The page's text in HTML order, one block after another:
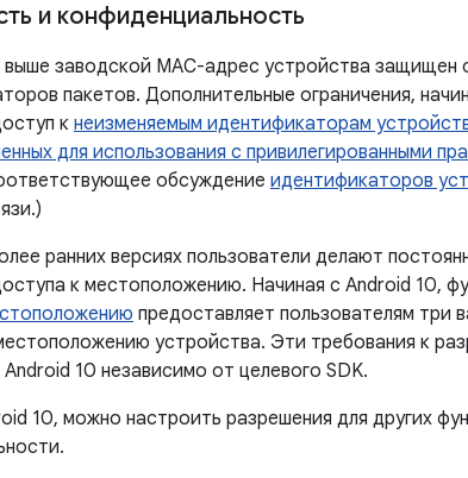
и конфиденциальность
заводской MAC-адрес устройства защищен
пакетов. Дополнительные ограничения,
к неизменяемым идентификаторам
для использования с привилегированными
обсуждение идентификаторов
ранних версиях пользователи делают
к местоположению. Начиная с Android 10,
предоставляет пользователям три
устройства. Эти требования к
10 независимо от целевого SDK.
10, можно настроить разрешения для других